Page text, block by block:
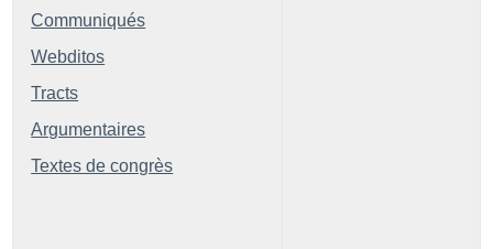
Communiqués
Webditos
Tracts
Argumentaires
Textes de congrès